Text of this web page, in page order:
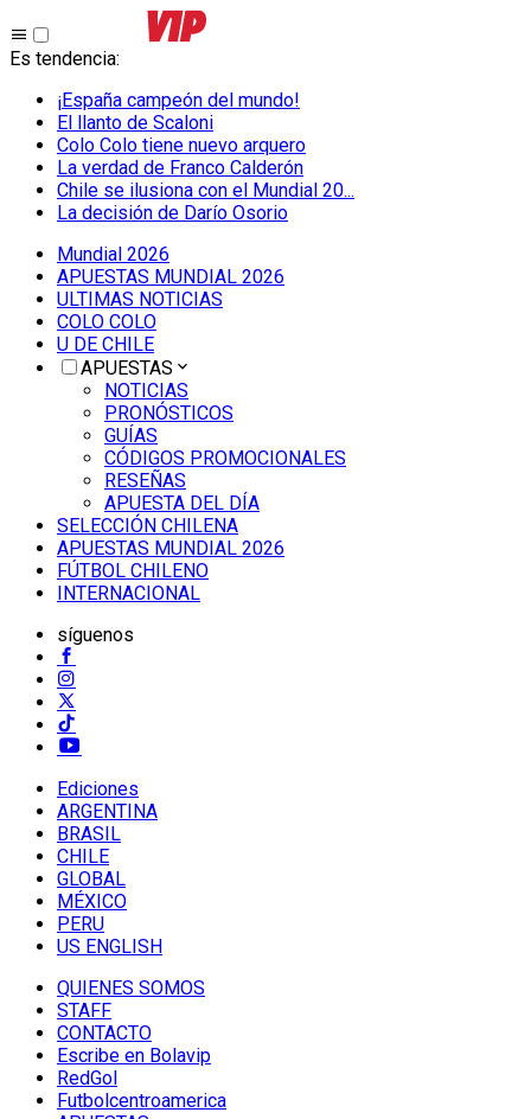
Es tendencia:
¡España campeón del mundo!
El llanto de Scaloni
Colo Colo tiene nuevo arquero
La verdad de Franco Calderón
Chile se ilusiona con el Mundial 20...
La decisión de Darío Osorio
Mundial 2026
APUESTAS MUNDIAL 2026
ULTIMAS NOTICIAS
COLO COLO
U DE CHILE
APUESTAS
NOTICIAS
PRONÓSTICOS
GUÍAS
CÓDIGOS PROMOCIONALES
RESEÑAS
APUESTA DEL DÍA
SELECCIÓN CHILENA
APUESTAS MUNDIAL 2026
FÚTBOL CHILENO
INTERNACIONAL
síguenos
Ediciones
ARGENTINA
BRASIL
CHILE
GLOBAL
MÉXICO
PERU
US ENGLISH
QUIENES SOMOS
STAFF
CONTACTO
Escribe en Bolavip
RedGol
Futbolcentroamerica